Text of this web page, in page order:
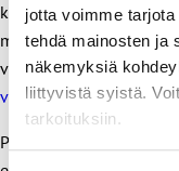
jotta voimme
tehdä mainosten ja
näkemyksiä
liittyvistä syistä.
tarkoituksiin.
kutsuttu vientimalli.
millään alalla ei
vientiteollisuudessa.
voisi sopia paremmista
Pienipalkkaisille aloille